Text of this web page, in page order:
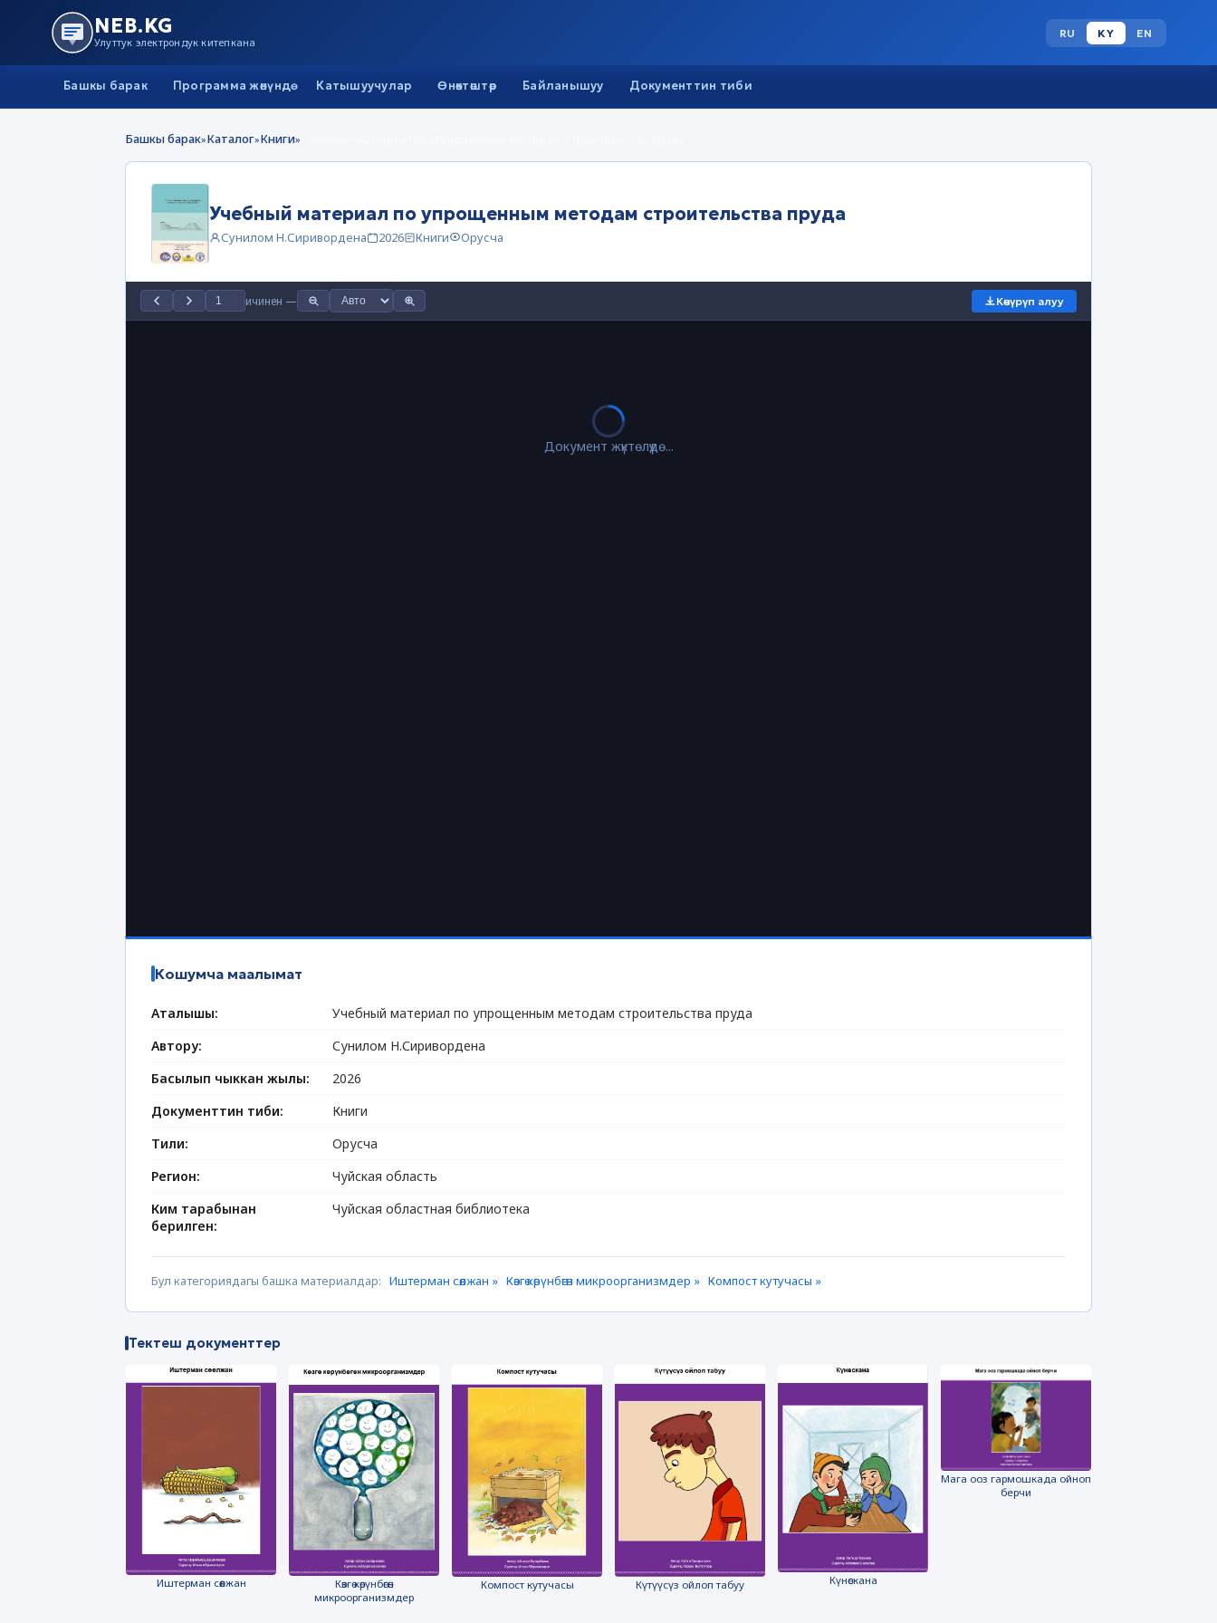
NEB.KG
Улуттук электрондук китепкана
RU KY EN
Башкы барак Программа жөнүндө Катышуучулар Өнөктөштөр Байланышуу Документтин тиби
Башкы барак»Каталог»Книги»
Учебный материал по упрощенным методам строительства пруда
Сунилом Н.Сиривордена 2026 Книги Орусча
ичинен — Көчүрүп алуу
Документ жүктөлүүдө...
Кошумча маалымат
Аталышы:
Учебный материал по упрощенным методам строительства пруда
Автору:
Сунилом Н.Сиривордена
Басылып чыккан жылы:
2026
Документтин тиби:
Книги
Тили:
Орусча
Регион:
Чуйская область
Ким тарабынан
берилген:
Чуйская областная библиотека
Бул категориядагы башка материалдар: Иштерман сөөлжан » Көзгө көрүнбөгөн микроорганизмдер » Компост кутучасы »
Тектеш документтер
Иштерман сөөлжан
Көзгө көрүнбөгөн
микроорганизмдер
Компост кутучасы Күтүүсүз ойлоп табуу Күнөскана
Мага ооз гармошкада ойноп
берчи